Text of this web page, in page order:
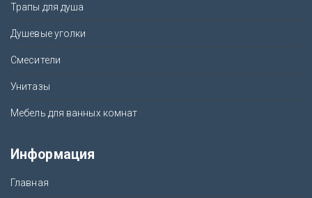
Трапы для душа
Душевые уголки
Смесители
Унитазы
Мебель для ванных комнат
Информация
Главная